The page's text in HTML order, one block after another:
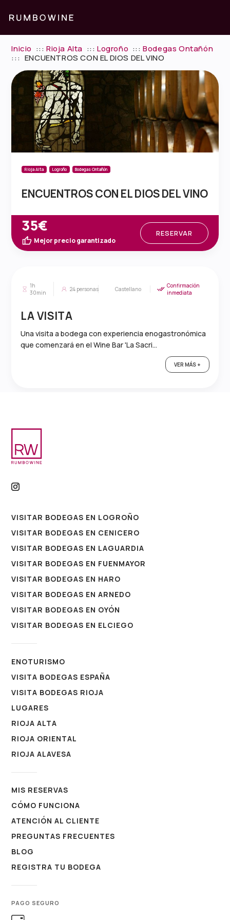
Inicio :::Rioja Alta :::Logroño :::Bodegas Ontañón
::: ENCUENTROS CON EL DIOS DEL VINO
Rioja Alta Logroño Bodegas Ontañón
ENCUENTROS CON EL DIOS DEL VINO
35€
Mejor precio garantizado
RESERVAR
1h
30min
24 personas Castellano
Confirmación
inmediata
LA VISITA
Una visita a bodega con experiencia enogastronómica
que comenzará en el Wine Bar 'La Sacri...
VER MÁS +
VISITAR BODEGAS EN LOGROÑO
VISITAR BODEGAS EN CENICERO
VISITAR BODEGAS EN LAGUARDIA
VISITAR BODEGAS EN FUENMAYOR
VISITAR BODEGAS EN HARO
VISITAR BODEGAS EN ARNEDO
VISITAR BODEGAS EN OYÓN
VISITAR BODEGAS EN ELCIEGO
ENOTURISMO
VISITA BODEGAS ESPAÑA
VISITA BODEGAS RIOJA
LUGARES
RIOJA ALTA
RIOJA ORIENTAL
RIOJA ALAVESA
MIS RESERVAS
CÓMO FUNCIONA
ATENCIÓN AL CLIENTE
PREGUNTAS FRECUENTES
BLOG
REGISTRA TU BODEGA
PAGO SEGURO